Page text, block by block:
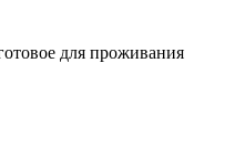
для проживания